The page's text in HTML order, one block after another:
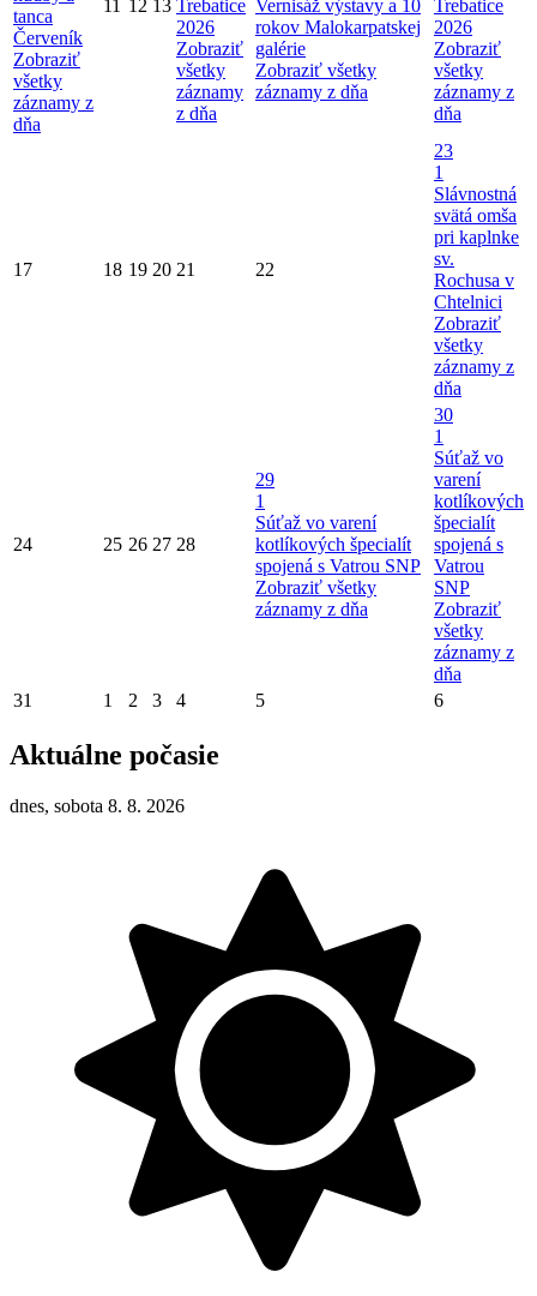
tanca
Červeník
Zobraziť
všetky
záznamy z
dňa
11 12 13 Trebatice
2026
Zobraziť
všetky
záznamy
z dňa
Vernisáž výstavy a 10
rokov Malokarpatskej
galérie
Zobraziť všetky
záznamy z dňa
Trebatice
2026
Zobraziť
všetky
záznamy z
dňa
17 18 19 20 21 22
23
1
Slávnostná
svätá omša
pri kaplnke
sv.
Rochusa v
Chtelnici
Zobraziť
všetky
záznamy z
dňa
24 25 26 27 28
29
1
Súťaž vo varení
kotlíkových špecialít
spojená s Vatrou SNP
Zobraziť všetky
záznamy z dňa
30
1
Súťaž vo
varení
kotlíkových
špecialít
spojená s
Vatrou
SNP
Zobraziť
všetky
záznamy z
dňa
31
1 2 3 4 5 6
Aktuálne počasie
dnes, sobota 8. 8. 2026